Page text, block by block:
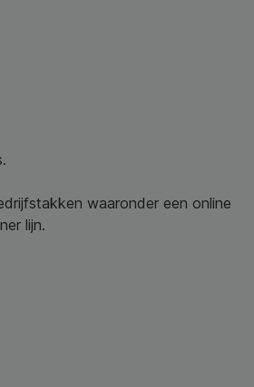
waaronder een online
lijn.